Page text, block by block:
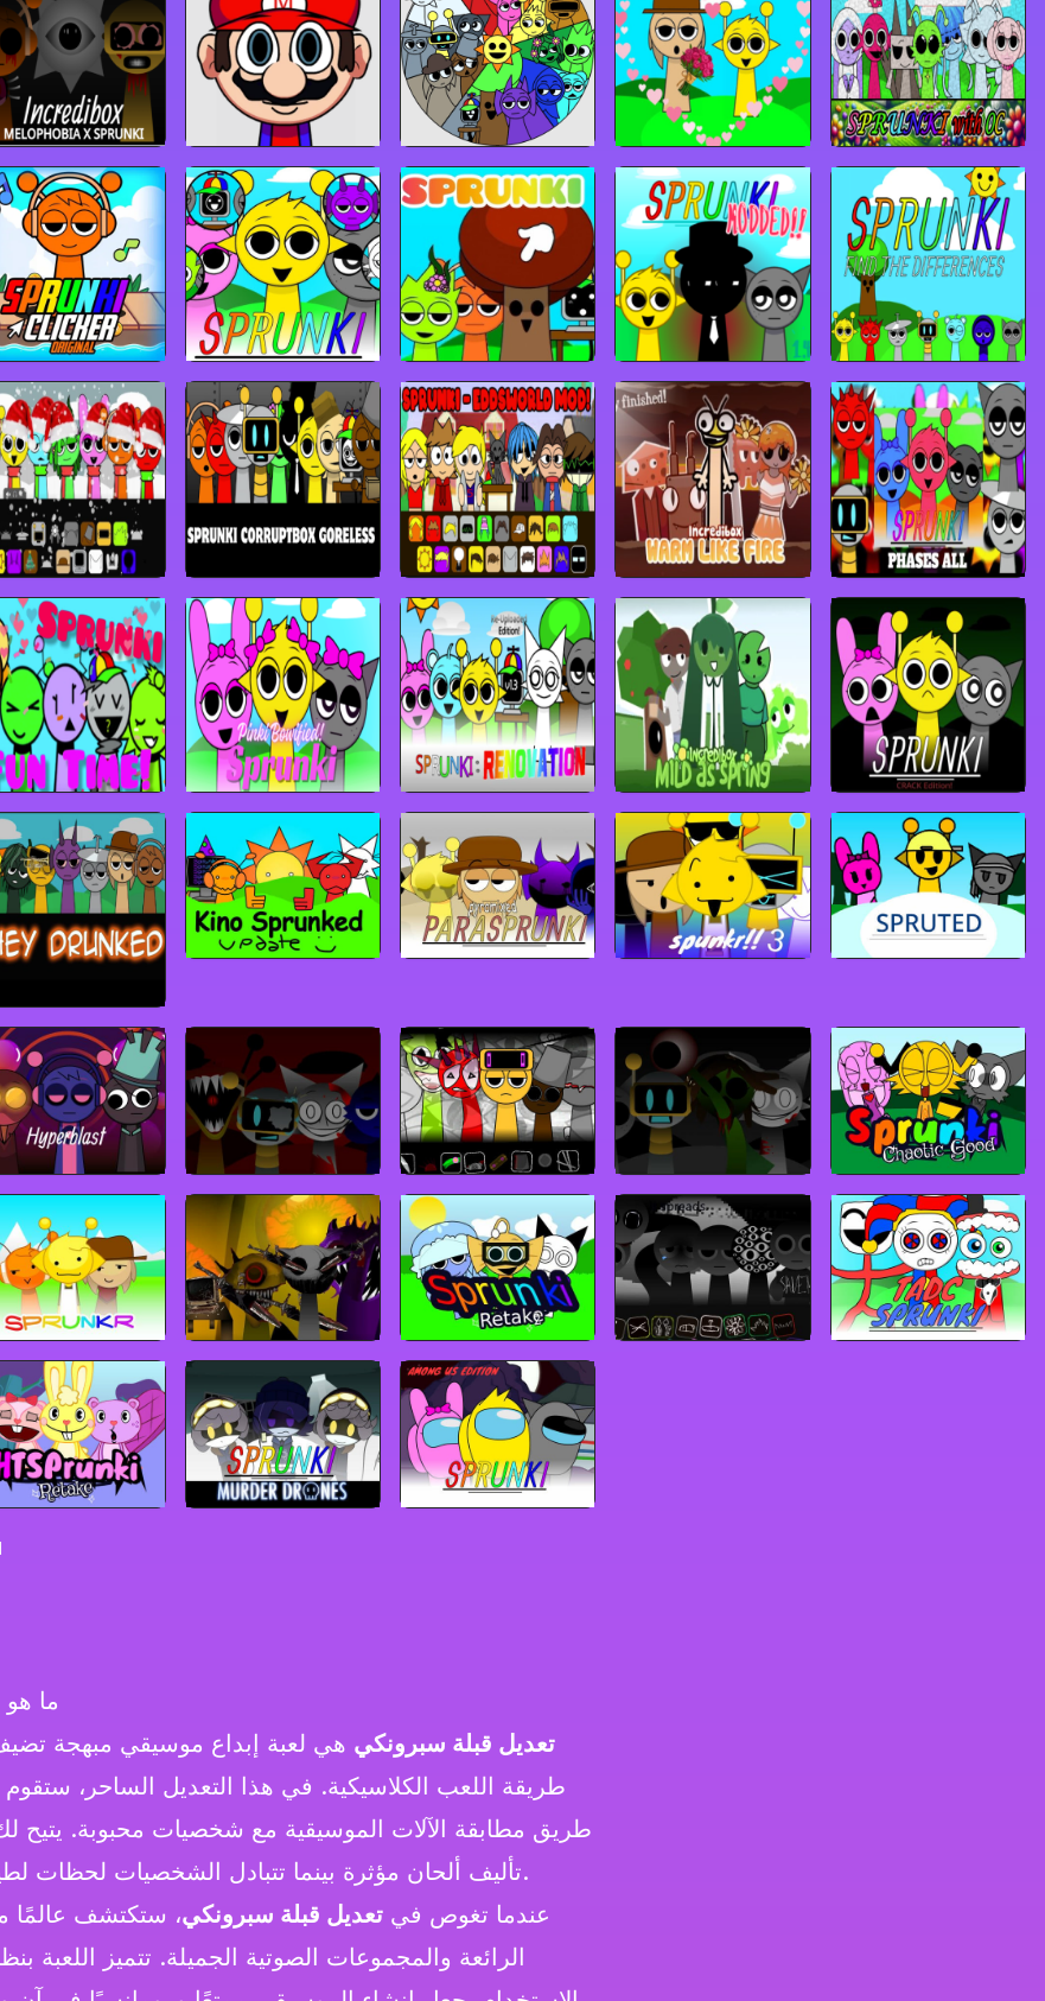
ما
تعديل قبلة سبرونكي هي لعبة إبداع موسيقي مبهجة
طريقة اللعب الكلاسيكية. في هذا التعديل الساحر،
طريق مطابقة الآلات الموسيقية مع شخصيات محبوبة. يتيح
تأليف ألحان مؤثرة بينما تتبادل الشخصيات لحظات لطيفة وتفاعلات موسيقية.
عندما تغوص في تعديل قبلة سبرونكي، ستكتشف عالمًا
الرائعة والمجموعات الصوتية الجميلة. تتميز